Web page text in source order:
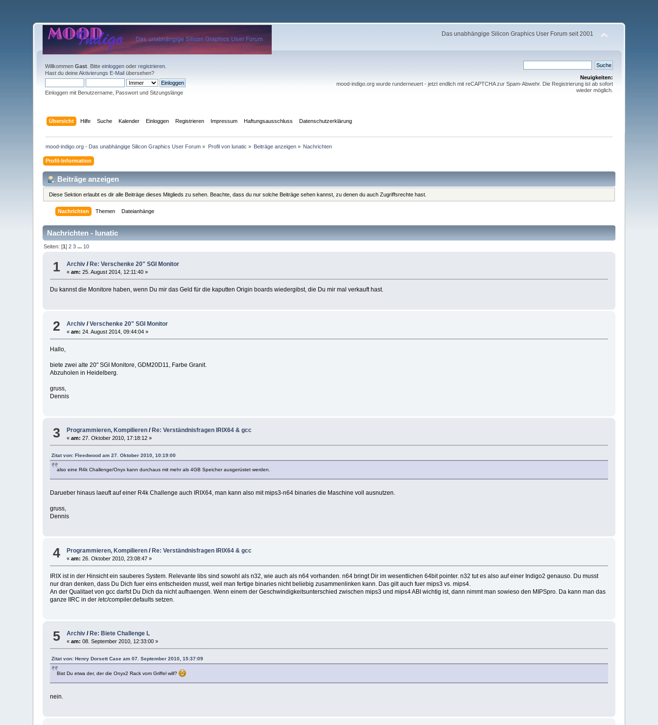
Das unabhängige Silicon Graphics User Forum seit 2001
WillkommenGast . Bitteeinloggen oderregistrieren
Hast du deineAktivierungs E-Mail übersehen?
Einloggen mit Benutzername, Passwort und Sitzungslänge
Neuigkeiten:
mood-indigo.org wurde runderneuert - jetzt endlich mit reCAPTCHA zur Spam-Abwehr. Die Registrierung ist ab sofort
wieder möglich.
Übersicht Hilfe Suche Kalender Einloggen Registrieren Impressum Haftungsausschluss Datenschutzerklärung
mood-indigo.org - Das unabhängige Silicon Graphics User Forum » Profil von lunatic » Beiträge anzeigen » Nachrichten
Profil-Information
Beiträge anzeigen
Diese Sektion erlaubt es dir alle Beiträge dieses Mitglieds zu sehen. Beachte, dass du nur solche Beiträge sehen kannst, zu denen du auch Zugriffsrechte hast.
Nachrichten Themen Dateianhänge
Nachrichten - lunatic
Seiten: [1]2 3 ... 10
1 Archiv / Re: Verschenke 20" SGI Monitor
«am: 25. August 2014, 12:11:40 »
Du kannst die Monitore haben, wenn Du mir das Geld für die kaputten Origin boards wiedergibst, die Du mir mal verkauft hast.
2 Archiv /Verschenke 20" SGI Monitor
«am: 24. August 2014, 09:44:04 »
Hallo,
biete zwei alte 20" SGI Monitore, GDM20D11, Farbe Granit.
Abzuholen in Heidelberg.
gruss,
Dennis
3 Programmieren, Kompilieren / Re: Verständnisfragen IRIX64 & gcc
«am: 27. Oktober 2010, 17:18:12 »
Zitat von: Fleedwood am 27. Oktober 2010, 10:19:00
also eine R4k Challenge/Onyx kann durchaus mit mehr als 4GB Speicher ausgerüstet werden.
Darueber hinaus laeuft auf einer R4k Challenge auch IRIX64, man kann also mit mips3-n64 binaries die Maschine voll ausnutzen.
gruss,
Dennis
4 Programmieren, Kompilieren /Re: Verständnisfragen IRIX64 & gcc
«am: 26. Oktober 2010, 23:08:47 »
IRIX ist in der Hinsicht ein sauberes System. Relevante libs sind sowohl als n32, wie auch als n64 vorhanden. n64 bringt Dir im wesentlichen 64bit pointer. n32 tut es also auf einer Indigo2 genauso. Du musst
nur dran denken, dass Du Dich fuer eins entscheiden musst, weil man fertige binaries nicht beliebig zusammenlinken kann. Das gilt auch fuer mips3 vs. mips4.
An der Qualitaet von gcc darfst Du Dich da nicht aufhaengen. Wenn einem der Geschwindigkeitsunterschied zwischen mips3 und mips4 ABI wichtig ist, dann nimmt man sowieso den MIPSpro. Da kann man das
ganze IIRC in der /etc/compiler.defaults setzen.
5 Archiv / Re: Biete Challenge L
«am: 08. September 2010, 12:33:00 »
Zitat von: Henry Dorsett Case am 07. September 2010, 15:37:09
Bist Du etwa der, der die Onyx2 Rack vom Griffel will?
nein.